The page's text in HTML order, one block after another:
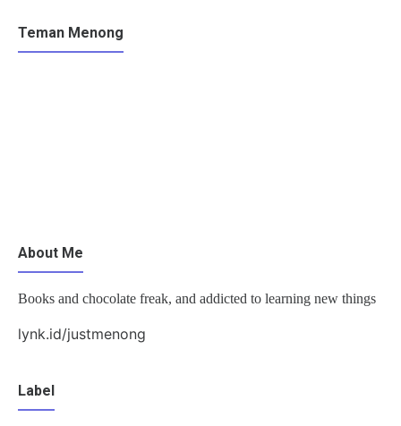
Teman Menong
About Me
Books and chocolate freak, and addicted to learning new things
lynk.id/justmenong
Label